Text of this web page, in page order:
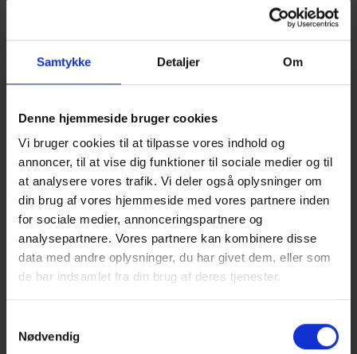
Samtykke Detaljer Om
Denne hjemmeside bruger cookies
Vi bruger cookies til at tilpasse vores indhold og
annoncer, til at vise dig funktioner til sociale medier og til
at analysere vores trafik. Vi deler også oplysninger om
din brug af vores hjemmeside med vores partnere inden
for sociale medier, annonceringspartnere og
analysepartnere. Vores partnere kan kombinere disse
data med andre oplysninger, du har givet dem, eller som
de har indsamlet fra din brug af deres tjenester.
Nødvendig
I denne uge har der været ’bogstavmiddage’ på Gammel
Hellerup Gymnasium med stor deltagelse fra skolens elever.
fællesskab for alle klasser, på tværs af årgange. Til
middagene mødes klasserne på tværs af alle tre årgange i
klasser som har samme bogstav som dem (eks. 1.x, 2.x og
3.x). Der er arrangeret underholdning og quizzer og sørget
for at alle deltagere sidder i nærheden af en person, de
kender godt, samtidig med muligheden for at møde en
masse nye. Arrangementet er 100 procent alkoholfrit og et
fællesskabet på Gammel Hellerup Gymnasium – også uden
alkohol.